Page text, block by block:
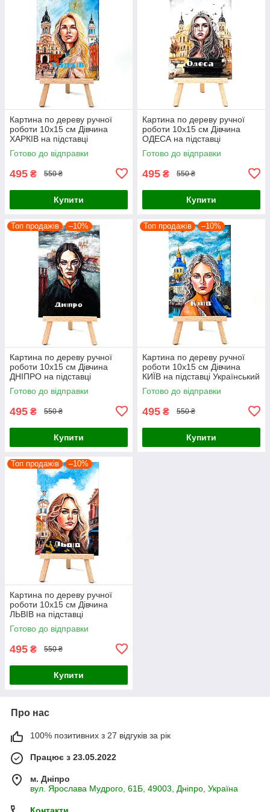
Картина по дереву ручної
роботи 10х15 см Дівчина
ХАРКІВ на підставці
Український сувенір
Готово до відправки
495 ₴ 550 ₴
Купити
Картина по дереву ручної
роботи 10х15 см Дівчина
ОДЕСА на підставці
Український сувенір
Готово до відправки
495 ₴ 550 ₴
Купити
Топ продажів –10%
Картина по дереву ручної
роботи 10х15 см Дівчина
ДНІПРО на підставці
Український сувенір
Готово до відправки
495 ₴ 550 ₴
Купити
Топ продажів –10%
Картина по дереву ручної
роботи 10х15 см Дівчина
КИЇВ на підставці Український
сувенір
Готово до відправки
495 ₴ 550 ₴
Купити
Топ продажів –10%
Картина по дереву ручної
роботи 10х15 см Дівчина
ЛЬВІВ на підставці
Український сувенір
Готово до відправки
495 ₴ 550 ₴
Купити
Про нас
100% позитивних з 27 відгуків за рік
Працює з 23.05.2022
м. Дніпро
вул. Ярослава Мудрого, 61Б, 49003, Дніпро, Україна
Контакти